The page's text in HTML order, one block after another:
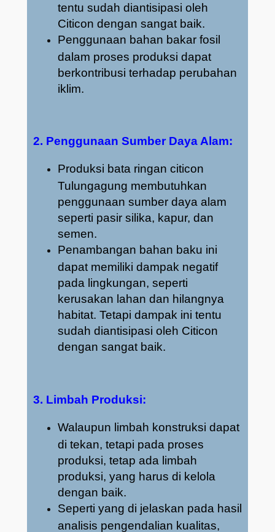
tentu sudah diantisipasi oleh
Citicon dengan sangat baik.
Penggunaan bahan bakar fosil
dalam proses produksi dapat
berkontribusi terhadap perubahan
iklim.
2. Penggunaan Sumber Daya Alam:
Produksi bata ringan citicon
Tulungagung membutuhkan
penggunaan sumber daya alam
seperti pasir silika, kapur, dan
semen.
Penambangan bahan baku ini
dapat memiliki dampak negatif
pada lingkungan, seperti
kerusakan lahan dan hilangnya
habitat. Tetapi dampak ini tentu
sudah diantisipasi oleh Citicon
dengan sangat baik.
3. Limbah Produksi:
Walaupun limbah konstruksi dapat
di tekan, tetapi pada proses
produksi, tetap ada limbah
produksi, yang harus di kelola
dengan baik.
Seperti yang di jelaskan pada hasil
analisis pengendalian kualitas,